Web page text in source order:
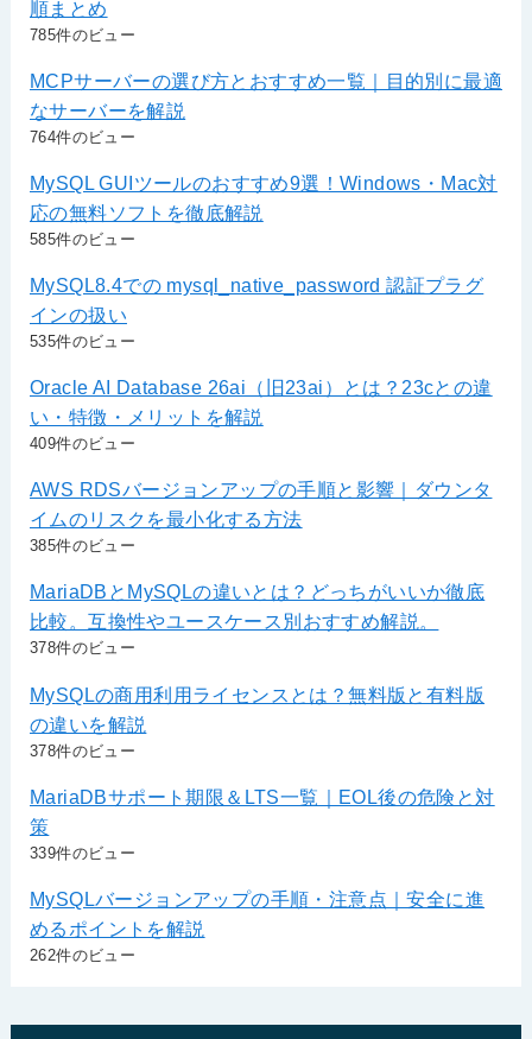
順まとめ
785件のビュー
MCPサーバーの選び方とおすすめ一覧｜目的別に最適
なサーバーを解説
764件のビュー
MySQL GUIツールのおすすめ9選！Windows・Mac対
応の無料ソフトを徹底解説
585件のビュー
MySQL8.4での mysql_native_password 認証プラグ
インの扱い
535件のビュー
Oracle AI Database 26ai（旧23ai）とは？23cとの違
い・特徴・メリットを解説
409件のビュー
AWS RDSバージョンアップの手順と影響｜ダウンタ
イムのリスクを最小化する方法
385件のビュー
MariaDBとMySQLの違いとは？どっちがいいか徹底
比較。互換性やユースケース別おすすめ解説。
378件のビュー
MySQLの商用利用ライセンスとは？無料版と有料版
の違いを解説
378件のビュー
MariaDBサポート期限＆LTS一覧｜EOL後の危険と対
策
339件のビュー
MySQLバージョンアップの手順・注意点｜安全に進
めるポイントを解説
262件のビュー